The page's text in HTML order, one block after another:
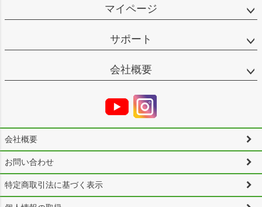
マイページ
サポート
会社概要
会社概要
お問い合わせ
特定商取引法に基づく表示